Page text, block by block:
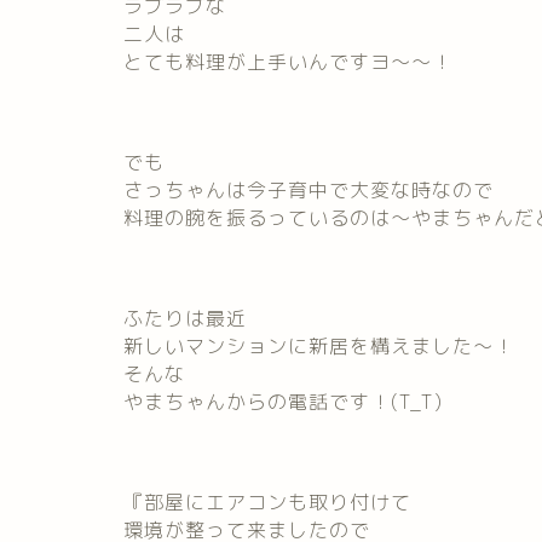
ラブラブな
二人は
とても料理が上手いんですヨ～～！
でも
さっちゃんは今子育中で大変な時なので
料理の腕を振るっているのは～やまちゃんだ
ふたりは最近
新しいマンションに新居を構えました～！
そんな
やまちゃんからの電話です！(T_T)
『部屋にエアコンも取り付けて
環境が整って来ましたので